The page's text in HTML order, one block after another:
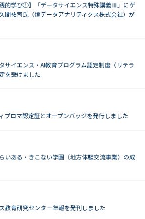
践的学び①】「データサイエンス特殊講義Ⅲ」にゲ
間祐司氏（燈データアナリティクス株式会社）が
サイエンス・AI教育プログラム認定制度（リテラ
を受けました
プロマ認定証とオープンバッジを発行しました
いある・きこない学園（地方体験交流事業）の成
教育研究センター年報を発刊しました